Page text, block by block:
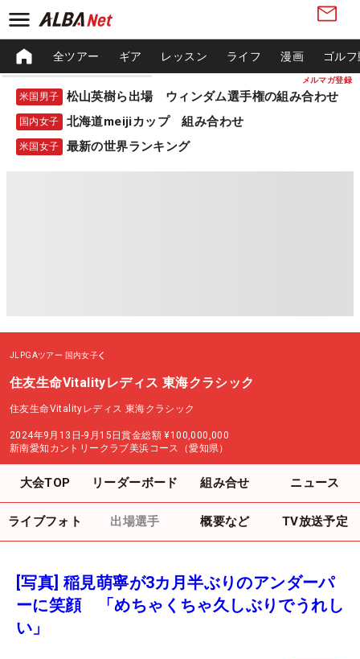
メルマガ登録
全ツアー ギア レッスン ライフ 漫画 ゴル
米国男子 松山英樹ら出場 ウィンダム選手権の組み合わせ
国内女子 北海道meijiカップ 組み合わせ
米国女子 最新の世界ランキング
JLPGAツアー 国内女子
住友生命Vitalityレディス 東海クラシック
住友生命Vitalityレディス 東海クラシック
2024年9月13日-9月15日賞金総額 ¥100,000,000
新南愛知カントリークラブ美浜コース（愛知県）
大会TOP リーダーボード 組み合せ ニュース
ライブフォト 出場選手 概要など TV放送予定
[写真] 稲見萌寧が3カ月半ぶりのアンダーパ
ーに笑顔 「めちゃくちゃ久しぶりでうれし
い」